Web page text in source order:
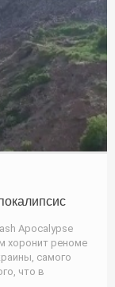
Apocalypse
хоронит реноме
самого
что в